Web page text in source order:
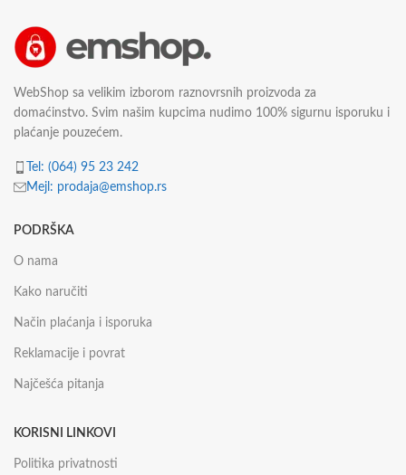
WebShop sa velikim izborom raznovrsnih proizvoda za
domaćinstvo. Svim našim kupcima nudimo 100% sigurnu isporuku i
plaćanje pouzećem.
Tel: (064) 95 23 242
Mejl: prodaja@emshop.rs
PODRŠKA
O nama
Kako naručiti
Način plaćanja i isporuka
Reklamacije i povrat
Najčešća pitanja
KORISNI LINKOVI
Politika privatnosti